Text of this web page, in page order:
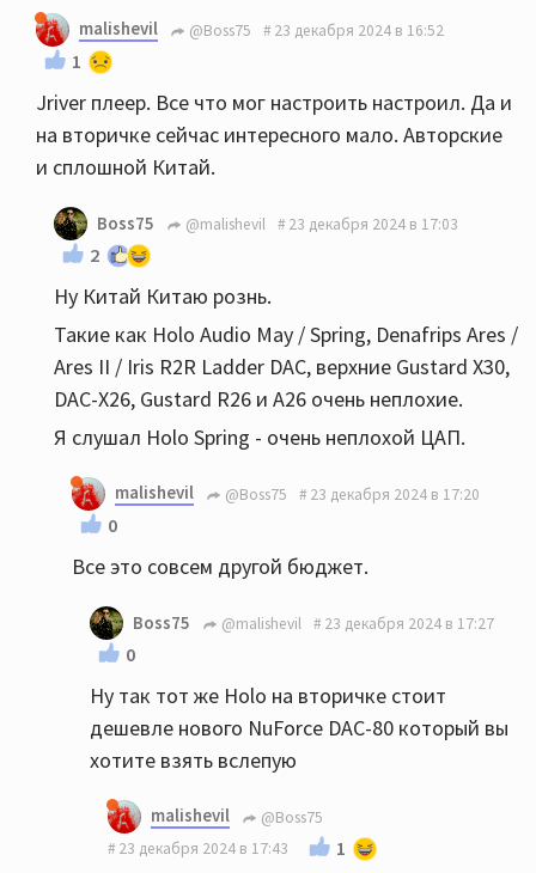
malishevil @Boss75 23 декабря 2024 в 16:52
1
Jriver плеер. Все что мог настроить настроил. Да и
на вторичке сейчас интересного мало. Авторские
и сплошной Китай.
Boss75 @malishevil 23 декабря 2024 в 17:03
2
Ну Китай Китаю рознь.
Такие как Holo Audio May / Spring, Denafrips Ares /
Ares II / Iris R2R Ladder DAC, верхние Gustard X30,
DAC-X26, Gustard R26 и A26 очень неплохие.
Я слушал Holo Spring - очень неплохой ЦАП.
malishevil @Boss75 23 декабря 2024 в 17:20
0
Все это совсем другой бюджет.
Boss75 @malishevil 23 декабря 2024 в 17:27
0
Ну так тот же Holo на вторичке стоит
дешевле нового NuForce DAC-80 который вы
хотите взять вслепую
malishevil
@Boss75
23 декабря 2024 в 17:43
1